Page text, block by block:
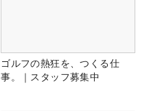
ゴルフの熱狂を、つくる仕
事。｜スタッフ募集中